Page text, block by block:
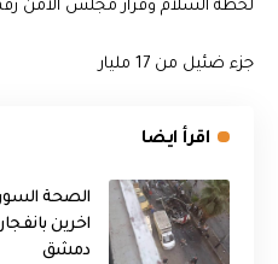
لخطة السلام وقرار مجلس الأمن رقم
جزء ضئيل من 17 مليار
اقرأ ايضا
اخرين
دمشق